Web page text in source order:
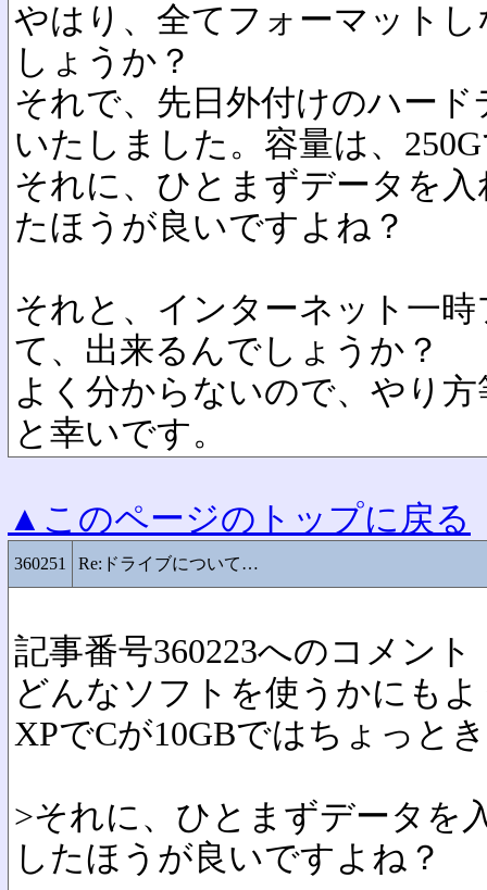
やはり、全てフォーマット
しょうか？
それで、先日外付けのハー
いたしました。容量は、
それに、ひとまずデータを
たほうが良いですよね？
それと、インターネット一
て、出来るんでしょうか？
よく分からないので、やり
と幸いです。
▲このページのトップに戻る
360251 Re:ドライブについて…
記事番号360223へのコメント
どんなソフトを使うかにも
XPでCが10GBではちょっと
>それに、ひとまずデータを
したほうが良いですよね？